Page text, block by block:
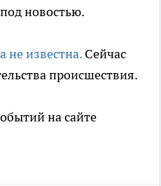
новостью.
не известна. Сейчас
происшествия.
на сайте